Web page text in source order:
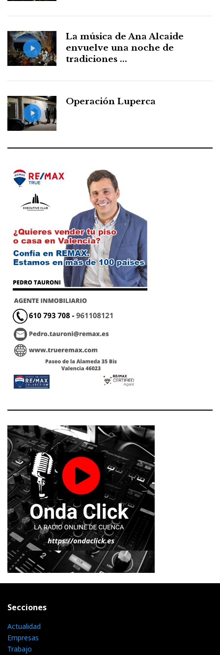
La música de Ana Alcaide
envuelve una noche de
tradiciones ...
Operación Luperca
Secciones
Actualidad
Empresas
Trabajo